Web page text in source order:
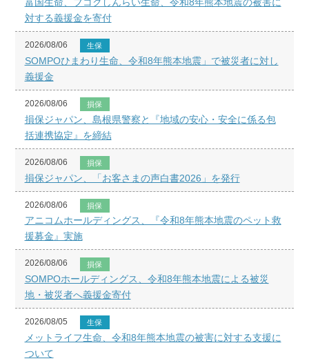
富国生命、フコクしんらい生命、令和8年熊本地震の被害に
対する義援金を寄付
2026/08/06 生保
SOMPOひまわり生命、令和8年熊本地震」で被災者に対し
義援金
2026/08/06 損保
損保ジャパン、島根県警察と『地域の安心・安全に係る包
括連携協定』を締結
2026/08/06 損保
損保ジャパン、「お客さまの声白書2026」を発行
2026/08/06 損保
アニコムホールディングス、『令和8年熊本地震のペット救
援募金』実施
2026/08/06 損保
SOMPOホールディングス、令和8年熊本地震による被災
地・被災者へ義援金寄付
2026/08/05 生保
メットライフ生命、令和8年熊本地震の被害に対する支援に
ついて